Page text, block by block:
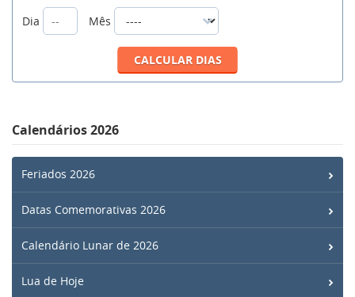
Dia
Mês
Calendários 2026
Feriados 2026
Datas Comemorativas 2026
Calendário Lunar de 2026
Lua de Hoje